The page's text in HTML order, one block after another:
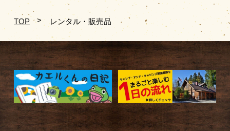
TOP レンタル・販売品